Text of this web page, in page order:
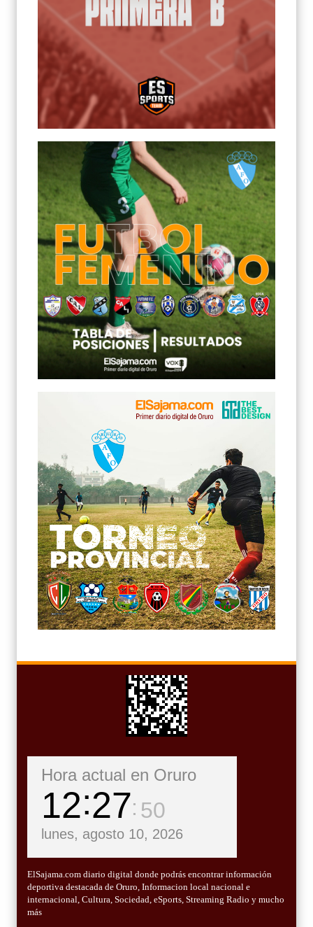
Hora actual en Oruro
12 27 51
lunes, agosto 10, 2026
ElSajama.com diario digital donde podrás encontrar información
deportiva destacada de Oruro, Informacion local nacional e
internacional, Cultura, Sociedad, eSports, Streaming Radio y mucho
más